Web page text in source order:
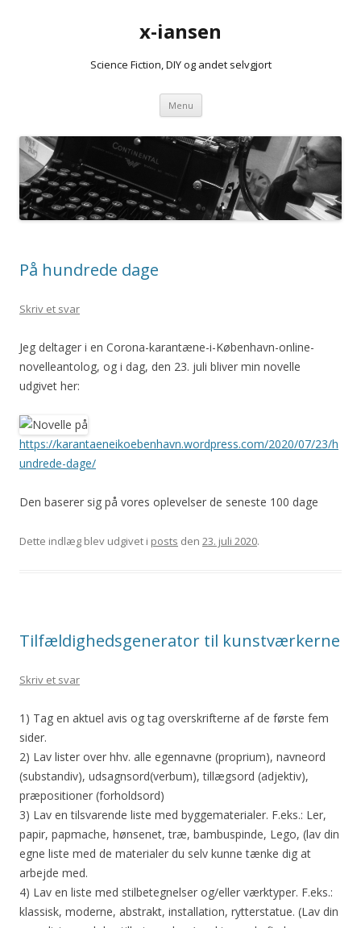
x-iansen
Science Fiction, DIY og andet selvgjort
Menu Hop
indhold
På hundrede dage
Skriv et svar
Jeg deltager i en Corona-karantæne-i-København-online-
novelleantolog, og i dag, den 23. juli bliver min novelle
udgivet her:
https://karantaeneikoebenhavn.wordpress.com/2020/07/23/h
undrede-dage/
Den baserer sig på vores oplevelser de seneste 100 dage
Dette indlæg blev udgivet i posts den 23. juli 2020.
Tilfældighedsgenerator til kunstværkerne
Skriv et svar
1) Tag en aktuel avis og tag overskrifterne af de første fem
sider.
2) Lav lister over hhv. alle egennavne (proprium), navneord
(substandiv), udsagnsord(verbum), tillægsord (adjektiv),
præpositioner (forholdsord)
3) Lav en tilsvarende liste med byggematerialer. F.eks.: Ler,
papir, papmache, hønsenet, træ, bambuspinde, Lego, (lav din
egne liste med de materialer du selv kunne tænke dig at
arbejde med.
4) Lav en liste med stilbetegnelser og/eller værktyper. F.eks.:
klassisk, moderne, abstrakt, installation, rytterstatue. (Lav din